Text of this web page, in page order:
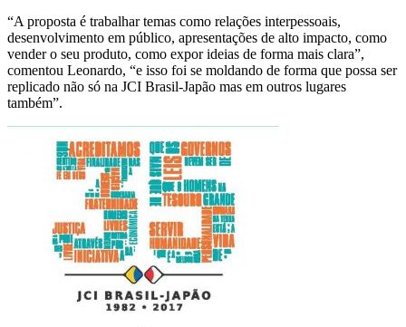
“A proposta é trabalhar temas como relações interpessoais,
desenvolvimento em público, apresentações de alto impacto, como
vender o seu produto, como expor ideias de forma mais clara”,
comentou Leonardo, “e isso foi se moldando de forma que possa ser
replicado não só na JCI Brasil-Japão mas em outros lugares
também”.